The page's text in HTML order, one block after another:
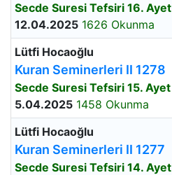
Secde Suresi Tefsiri 16. Ayet
12.04.2025 1626 Okunma
Lütfi Hocaoğlu
Kuran Seminerleri II 1278
Secde Suresi Tefsiri 15. Ayet
5.04.2025 1458 Okunma
Lütfi Hocaoğlu
Kuran Seminerleri II 1277
Secde Suresi Tefsiri 14. Ayet